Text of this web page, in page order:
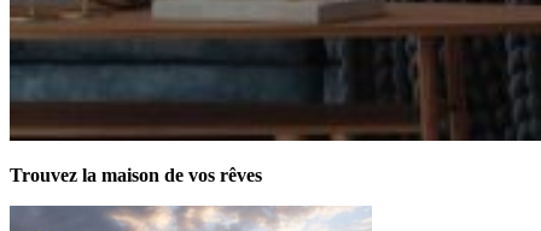
Trouvez la maison de vos rêves